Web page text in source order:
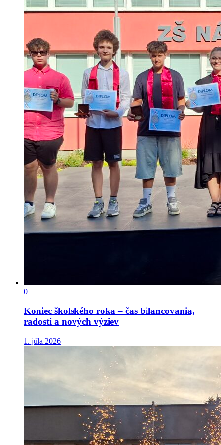
0
Koniec školského roka – čas bilancovania,
radosti a nových výziev
1. júla 2026